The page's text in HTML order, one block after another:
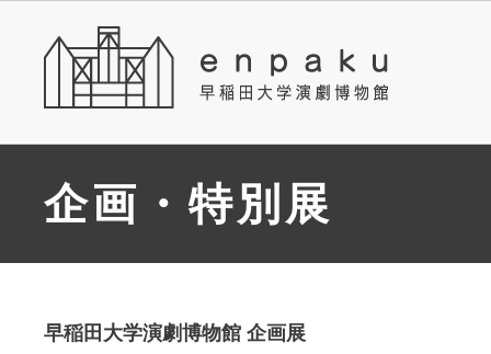
企画・特別展
早稲田大学演劇博物館 企画展